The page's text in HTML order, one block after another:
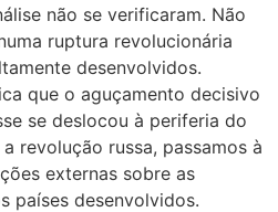
não se verificaram. Não
ruptura revolucionária
desenvolvidos.
que o aguçamento decisivo
se deslocou à periferia do
revolução russa, passamos à
externas sobre as
países desenvolvidos.